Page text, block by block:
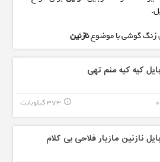
زنگ گوشی با موضوعنازنین
کیه کیه منم تهی
373 کیلوبایت info_outline
نازنین مازیار فلاحی بی کلام